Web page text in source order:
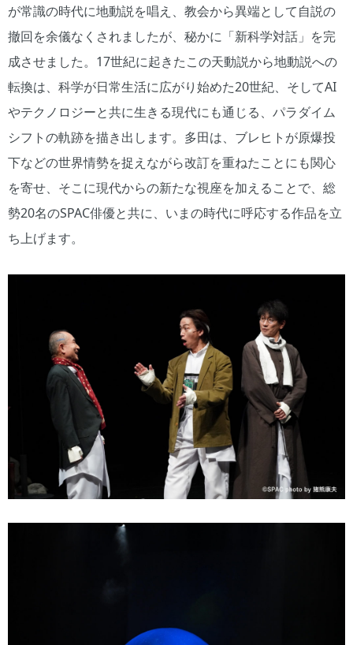
が常識の時代に地動説を唱え、教会から異端として自説の
撤回を余儀なくされましたが、秘かに「新科学対話」を完
成させました。17世紀に起きたこの天動説から地動説への
転換は、科学が日常生活に広がり始めた20世紀、そしてAI
やテクノロジーと共に生きる現代にも通じる、パラダイム
シフトの軌跡を描き出します。多田は、ブレヒトが原爆投
下などの世界情勢を捉えながら改訂を重ねたことにも関心
を寄せ、そこに現代からの新たな視座を加えることで、総
勢20名のSPAC俳優と共に、いまの時代に呼応する作品を立
ち上げます。